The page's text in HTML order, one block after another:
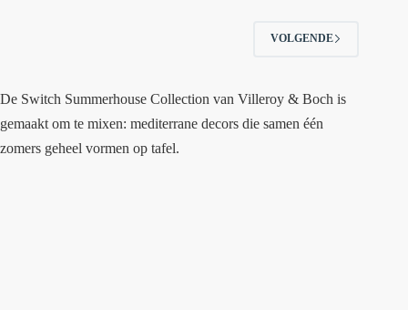
VOLGENDE
De Switch Summerhouse Collection van Villeroy & Boch is
gemaakt om te mixen: mediterrane decors die samen één
zomers geheel vormen op tafel.